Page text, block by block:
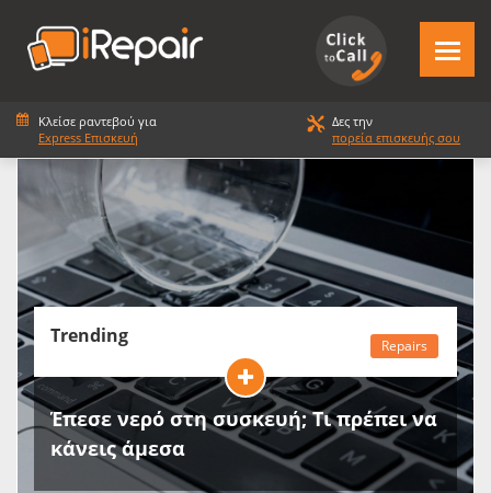
Κλείσε ραντεβού για
Express Επισκευή
Δες την
πορεία επισκευής σου
Trending Repairs
Έπεσε νερό στη συσκευή; Τι πρέπει να
κάνεις άμεσα